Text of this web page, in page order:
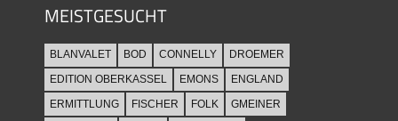
MEISTGESUCHT
BLANVALET BOD CONNELLY
DROEMER
EDITION OBERKASSEL
EMONS
ENGLAND
ERMITTLUNG
FISCHER FOLK
GMEINER